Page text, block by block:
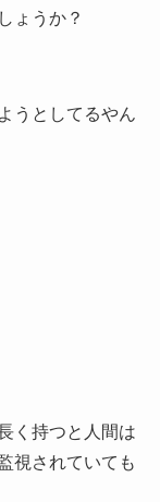
ょうか？
うとしてるやん
く持つと人間は
視されていても